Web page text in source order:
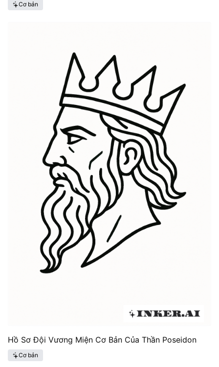
Cơ bản
Hồ Sơ Đội Vương Miện Cơ Bản Của Thần Poseidon
Cơ bản